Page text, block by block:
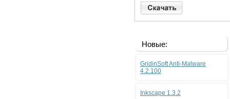
Новые:
GridinSoft Anti-Malware
4.2.100
Inkscape 1.3.2